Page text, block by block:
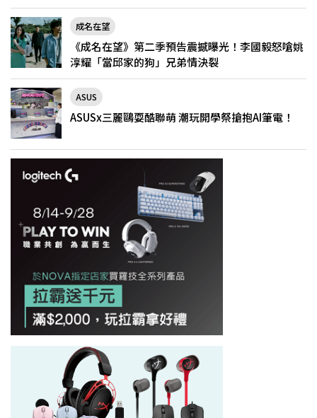
限定登場
成名在望
《成名在望》第二季預告震撼曝光！李國毅怒嗆姚
淳耀「當邱家的狗」兄弟情決裂
ASUS
ASUSx三麗鷗耍酷聯萌 潮玩開學祭搶抱AI筆電！